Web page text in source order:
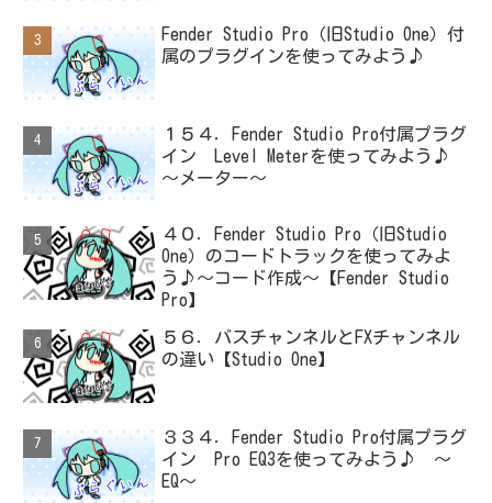
Fender Studio Pro（旧Studio One）付
属のプラグインを使ってみよう♪
１５４．Fender Studio Pro付属プラグ
イン Level Meterを使ってみよう♪
～メーター～
４０．Fender Studio Pro（旧Studio
One）のコードトラックを使ってみよ
う♪～コード作成～【Fender Studio
Pro】
５６．バスチャンネルとFXチャンネル
の違い【Studio One】
３３４．Fender Studio Pro付属プラグ
イン Pro EQ3を使ってみよう♪ ～
EQ～